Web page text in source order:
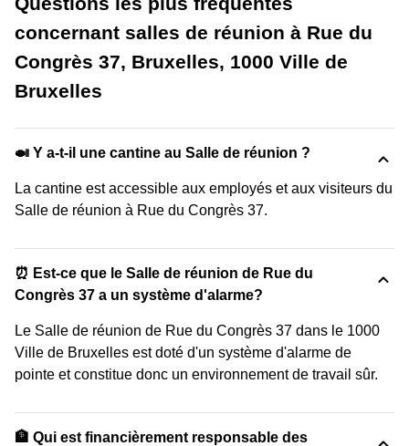
concernant salles de réunion à Rue du
Congrès 37, Bruxelles, 1000 Ville de
Bruxelles
🍛 Y a-t-il une cantine au Salle de réunion ?
La cantine est accessible aux employés et aux visiteurs du
Salle de réunion à Rue du Congrès 37.
⏰ Est-ce que le Salle de réunion de Rue du
Congrès 37 a un système d'alarme?
Le Salle de réunion de Rue du Congrès 37 dans le 1000
Ville de Bruxelles est doté d'un système d'alarme de
pointe et constitue donc un environnement de travail sûr.
🏦 Qui est financièrement responsable des